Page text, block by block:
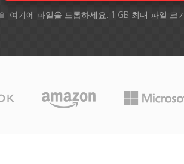
여기에 파일을 드롭하세요. 1 GB 최대 파일 크